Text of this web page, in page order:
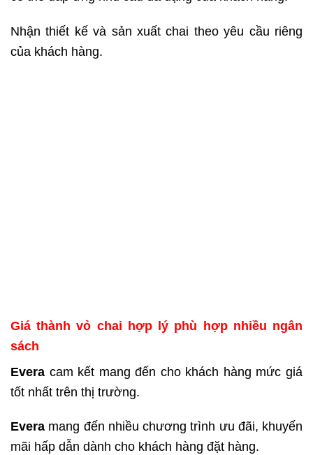
Nhận thiết kế và sản xuất chai theo yêu cầu riêng
của khách hàng.
Giá thành vỏ chai hợp lý phù hợp nhiều ngân
sách
Evera cam kết mang đến cho khách hàng mức giá
tốt nhất trên thị trường.
Evera mang đến nhiều chương trình ưu đãi, khuyến
mãi hấp dẫn dành cho khách hàng đặt hàng.